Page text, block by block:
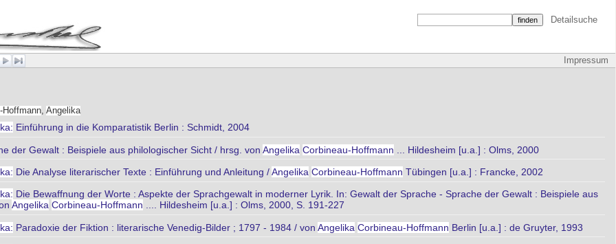
Detailsuche
Impressum
Hoffmann Angelika
Einführung in die Komparatistik Berlin : Schmidt, 2004
der Gewalt : Beispiele aus philologischer Sicht / hrsg. von Angelika Corbineau-Hoffmann ... Hildesheim [u.a.] : Olms, 2000
Die Analyse literarischer Texte : Einführung und Anleitung /Angelika Corbineau-Hoffmann Tübingen [u.a.] : Francke, 2002
Die Bewaffnung der Worte : Aspekte der Sprachgewalt in moderner Lyrik. In: Gewalt der Sprache - Sprache der Gewalt : Beispiele aus
Angelika Corbineau-Hoffmann .... Hildesheim [u.a.] : Olms, 2000, S. 191-227
Paradoxie der Fiktion : literarische Venedig-Bilder ; 1797 - 1984 / von Angelika Corbineau-Hoffmann Berlin [u.a.] : de Gruyter, 1993